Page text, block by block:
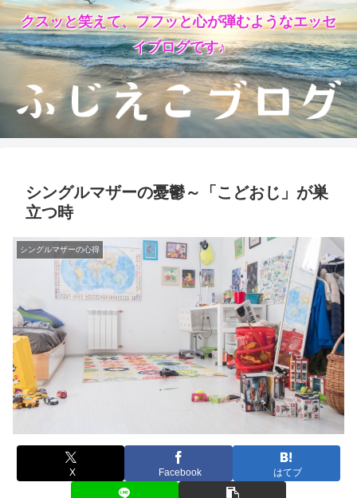
クスッと笑えて、フフッと心が弾むようなエッセ
イブログです♪
シングルマザーの憂鬱～「こどおじ」が巣
立つ時
シングルマザーの心得
X Facebook はてブ